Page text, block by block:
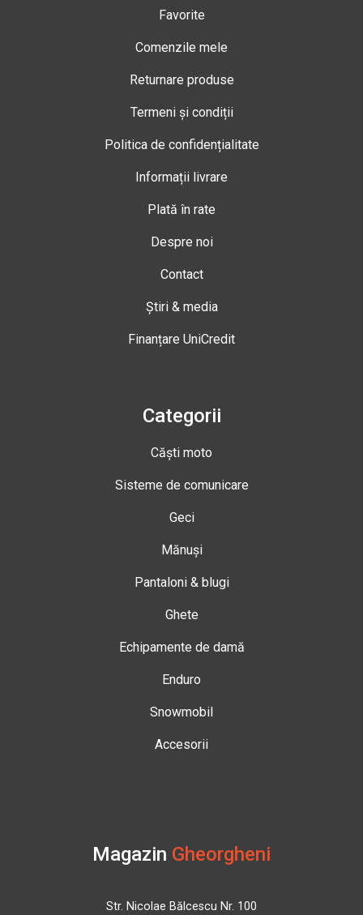
Favorite
Comenzile mele
Returnare produse
Termeni și condiții
Politica de confidențialitate
Informații livrare
Plată în rate
Despre noi
Contact
Știri & media
Finanțare UniCredit
Categorii
Căști moto
Sisteme de comunicare
Geci
Mănuși
Pantaloni & blugi
Ghete
Echipamente de damă
Enduro
Snowmobil
Accesorii
Magazin Gheorgheni
Str. Nicolae Bălcescu Nr. 100